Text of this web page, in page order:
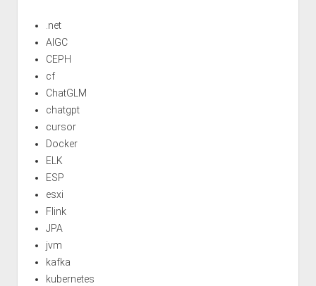
.net
AIGC
CEPH
cf
ChatGLM
chatgpt
cursor
Docker
ELK
ESP
esxi
Flink
JPA
jvm
kafka
kubernetes